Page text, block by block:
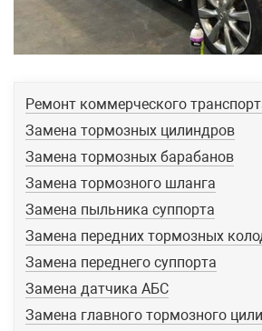
Ремонт коммерческого
Замена тормозных цилиндров
Замена тормозных барабанов
Замена тормозного шланга
Замена пыльника суппорта
Замена передних тормозных
Замена переднего суппорта
Замена датчика АБС
Замена главного тормозного